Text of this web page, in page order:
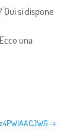
Qui si dispone
una
→